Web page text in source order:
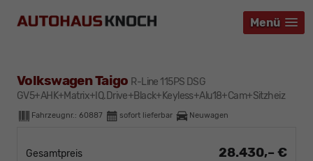
Menü
Menü
Menü
Volkswagen Taigo R-Line 115PS DSG
GV5+AHK+Matrix+IQ.Drive+Black+Keyless+Alu18+Cam+Sitzheiz
Fahrzeugnr.: 60887 sofort lieferbar Neuwagen
Gesamtpreis 28.430,– €